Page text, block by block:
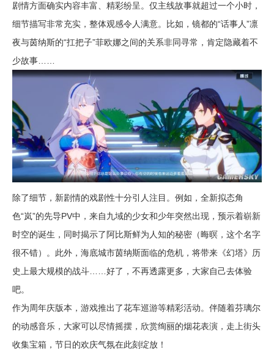
剧情方面确实内容丰富、精彩纷呈。仅主线故事就超过一个小时，
细节描写非常充实，整体观感令人满意。比如，镜都的“话事人”凛
夜与茵纳斯的“扛把子”菲欧娜之间的关系非同寻常，肯定隐藏着不
少故事……
除了细节，新剧情的戏剧性十分引人注目。例如，全新拟态角
色“岚”的先导PV中，来自九域的少女和少年突然出现，预示着崭新
时空的诞生，同时揭示了阿比斯鲜为人知的秘密（晦暝，这个名字
很不错）。此外，海底城市茵纳斯面临的危机，将带来《幻塔》历
史上最大规模的战斗……好了，不再透露更多，大家自己去体验
吧。
作为周年庆版本，游戏推出了花车巡游等精彩活动。伴随着芬璃尔
的动感音乐，大家可以尽情摇摆，欣赏绚丽的烟花表演，走上街头
收集宝箱，节日的欢庆气氛在此刻绽放！